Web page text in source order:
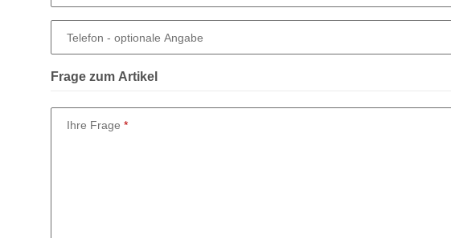
Telefon - optionale Angabe
Frage zum Artikel
Ihre Frage